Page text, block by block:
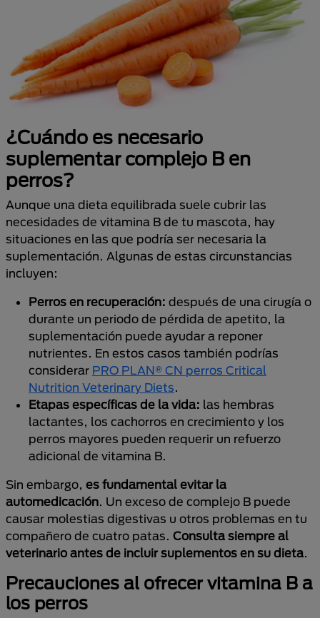
¿Cuándo es necesario
suplementar complejo B en
perros?
Aunque una dieta equilibrada suele cubrir las
necesidades de vitamina B de tu mascota, hay
situaciones en las que podría ser necesaria la
suplementación. Algunas de estas circunstancias
incluyen:
Perros en recuperación: después de una cirugía o
durante un periodo de pérdida de apetito, la
suplementación puede ayudar a reponer
nutrientes. En estos casos también podrías
considerar PRO PLAN® CN perros Critical
Nutrition Veterinary Diets.
Etapas específicas de la vida: las hembras
lactantes, los cachorros en crecimiento y los
perros mayores pueden requerir un refuerzo
adicional de vitamina B.
Sin embargo, es fundamental evitar la
automedicación. Un exceso de complejo B puede
causar molestias digestivas u otros problemas en tu
compañero de cuatro patas. Consulta siempre al
veterinario antes de incluir suplementos en su dieta.
Precauciones al ofrecer vitamina B a
los perros